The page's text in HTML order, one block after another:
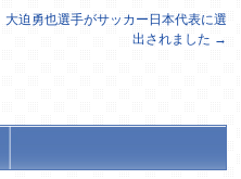
大迫勇也選手がサッカー日本代表に選
出されました →